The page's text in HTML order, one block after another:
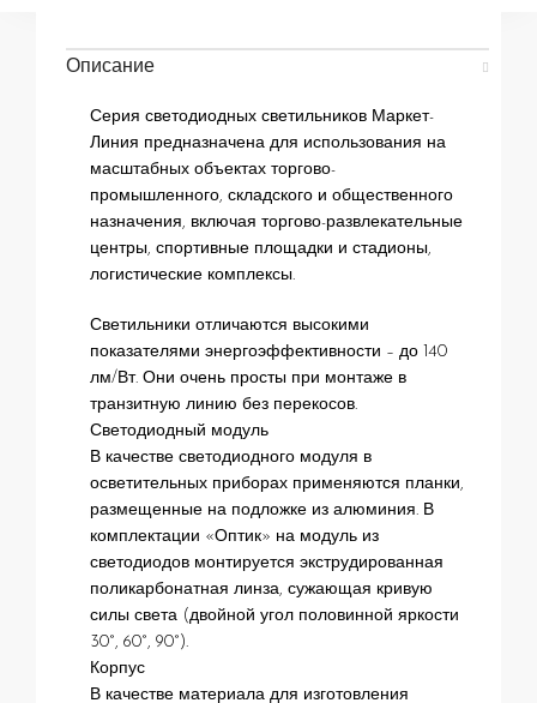
Описание
Серия светодиодных светильников Маркет-
Линия предназначена для использования на
масштабных объектах торгово-
промышленного, складского и общественного
назначения, включая торгово-развлекательные
центры, спортивные площадки и стадионы,
логистические комплексы.
Светильники отличаются высокими
показателями энергоэффективности – до 140
лм/Вт. Они очень просты при монтаже в
транзитную линию без перекосов.
Светодиодный модуль
В качестве светодиодного модуля в
осветительных приборах применяются планки,
размещенные на подложке из алюминия. В
комплектации «Оптик» на модуль из
светодиодов монтируется экструдированная
поликарбонатная линза, сужающая кривую
силы света (двойной угол половинной яркости
30°, 60°, 90°).
Корпус
В качестве материала для изготовления